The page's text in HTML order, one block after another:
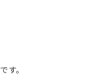
す。